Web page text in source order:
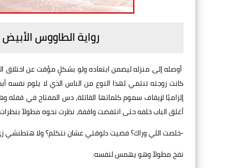
رواية الطاووس
أوصله إلى منزله ليضمن ابتعاده ولو بشكلٍ مؤقت عن اختلاق
كانت زوجته تنتمي لهذا النوع من الناس الذي لا يلوم نفسه
إلزاميًا لإيقاف سموم كلماتها القاتلة، دس المفتاح في
أغلق الباب خلفه حتى انتفضت واقفة، نظرت نحوه مطولاً
-خلصت اللي وراك؟ فضيت دلوقتي عشان نتكلم؟ ولا هتطنشي
نفخ مطولاً وهو يهمس لنفسه: